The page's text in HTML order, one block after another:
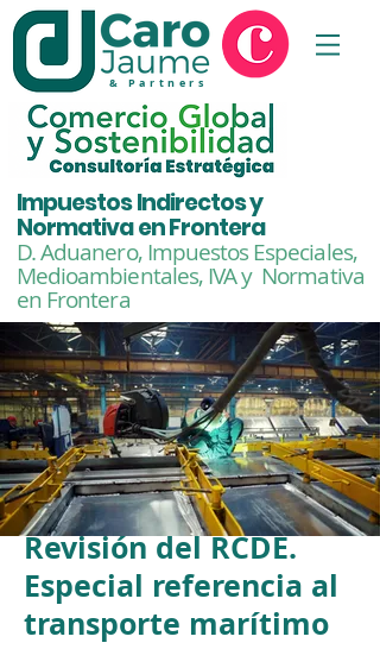
& Partners
Impuestos Indirectos y
Normativa en Frontera
D. Aduanero, Impuestos Especiales,
Medioambientales,IVA y Normativa
en Frontera
Revisión del RCDE.
Especial referencia al
transporte marítimo